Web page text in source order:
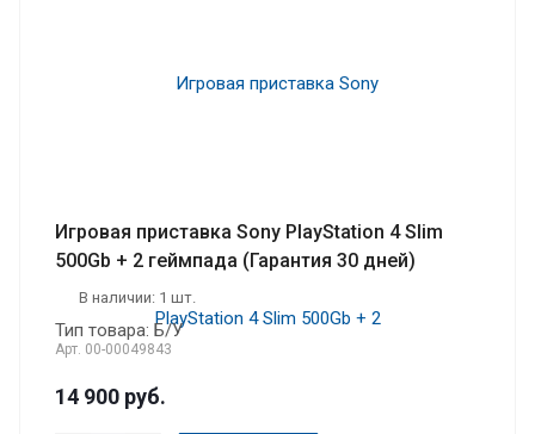
Игровая приставка Sony PlayStation 4 Slim
500Gb + 2 геймпада (Гарантия 30 дней)
В наличии: 1 шт.
Тип товара: Б/У
Арт. 00-00049843
14 900 руб.